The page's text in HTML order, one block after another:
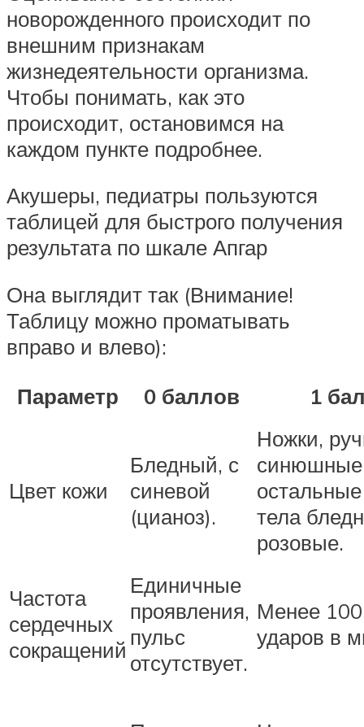
новорожденного происходит по
внешним признакам
жизнедеятельности организма.
Чтобы понимать, как это
происходит, остановимся на
каждом пункте подробнее.
Акушеры, педиатры пользуются
таблицей для быстрого получения
результата по шкале Апгар
Она выглядит так (Внимание!
Таблицу можно проматывать
вправо и влево):
Параметр
0 баллов 1
Цвет кожи
Бледный, с
синевой
(цианоз).
Ножки,
тела
розовые.
Частота
сердечных
сокращений
Единичные
проявления,
пульс
отсутствует.
Менее 100
ударов в